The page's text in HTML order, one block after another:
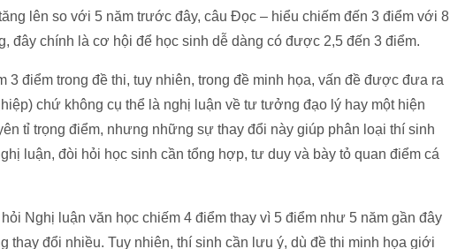
lên so với 5 năm trước đây, câu Đọc – hiểu chiếm đến 3 điểm với 8
đây chính là cơ hội để học sinh dễ dàng có được 2,5 đến 3 điểm.
3 điểm trong đề thi, tuy nhiên, trong đề minh họa, vấn đề được đưa ra
chứ không cụ thể là nghị luận về tư tưởng đạo lý hay một hiện
tỉ trọng điểm, nhưng những sự thay đổi này giúp phân loại thí sinh
luận, đòi hỏi học sinh cần tổng hợp, tư duy và bày tỏ quan điểm cá
Nghị luận văn học chiếm 4 điểm thay vì 5 điểm như 5 năm gần đây
thay đổi nhiều. Tuy nhiên, thí sinh cần lưu ý, dù đề thi minh họa giới